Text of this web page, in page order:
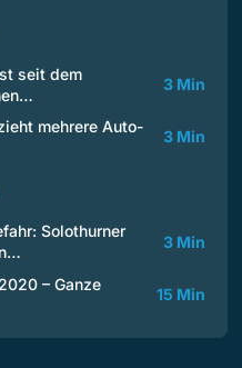
seit dem
3 Min
mehrere Auto-
3 Min
Solothurner
3 Min
– Ganze
15 Min